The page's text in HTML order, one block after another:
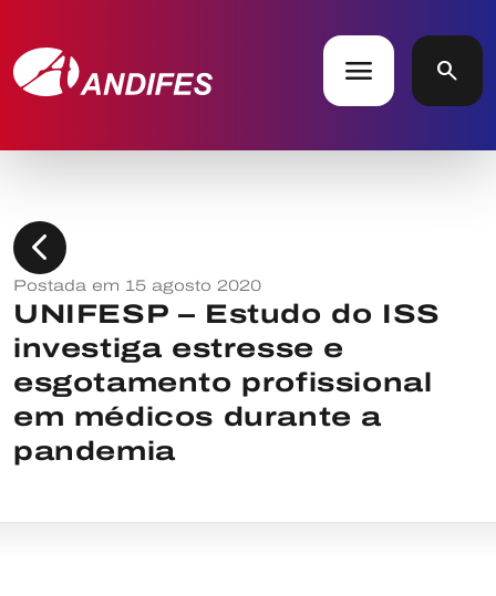
menu search
chevron_left
Postada em 15 agosto 2020
UNIFESP – Estudo do ISS
investiga estresse e
esgotamento profissional
em médicos durante a
pandemia